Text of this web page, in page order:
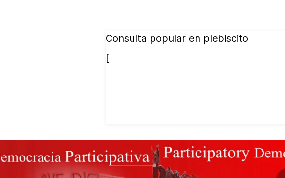
Consulta popular en plebiscito
[